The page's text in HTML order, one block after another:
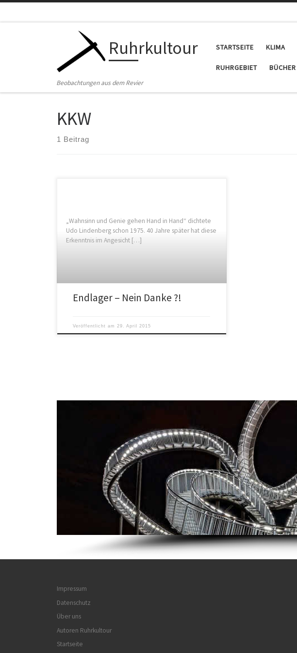
Ruhrkultour
Beobachtungen aus dem Revier
STARTSEITE KLIMA
RUHRGEBIET BÜCHER
KKW
1 Beitrag
„Wahnsinn und Genie gehen Hand in Hand“ dichtete
Udo Lindenberg schon 1975. 40 Jahre später hat diese
Erkenntnis im Angesicht […]
Endlager – Nein Danke ?!
Veröffentlicht am29. April 2015
Impressum
Datenschutz
Über uns
Autoren Ruhrkultour
Startseite